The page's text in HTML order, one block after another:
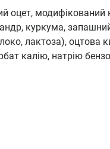
оцет, модифікований
куркума,
лактоза), оцтова
калію, натрію